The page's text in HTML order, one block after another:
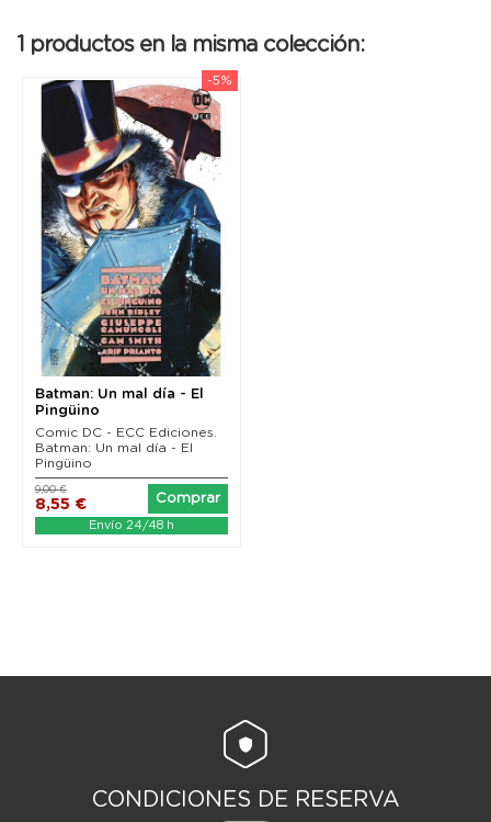
1 productos en la misma colección:
-5%
Batman: Un mal día - El
Pingüino
Comic DC - ECC Ediciones.
Batman: Un mal día - El
Pingüino
8,55 €
9,00 €
Comprar
Envío 24/48 h
CONDICIONES DE RESERVA